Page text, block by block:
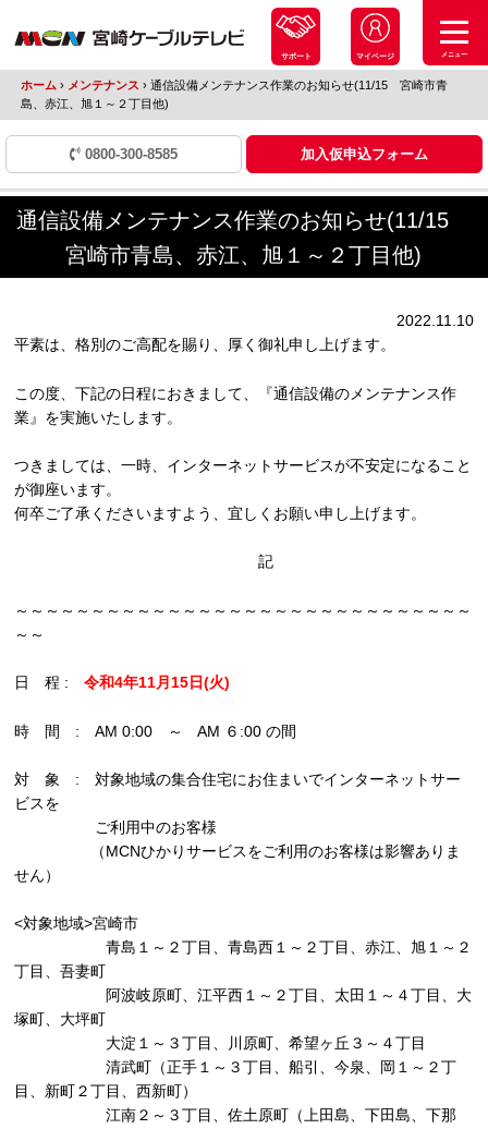
サポート マイページ メニュー
ホーム › メンテナンス ›通信設備メンテナンス作業のお知らせ(11/15 宮崎市青
島、赤江、旭１～２丁目他)
0800-300-8585 加入仮申込フォーム
通信設備メンテナンス作業のお知らせ(11/15
宮崎市青島、赤江、旭１～２丁目他)
2022.11.10
平素は、格別のご高配を賜り、厚く御礼申し上げます。
この度、下記の日程におきまして、『通信設備のメンテナンス作
業』を実施いたします。
つきましては、一時、インターネットサービスが不安定になること
が御座います。
何卒ご了承くださいますよう、宜しくお願い申し上げます。
記
～～～～～～～～～～～～～～～～～～～～～～～～～～～～～～
～～
日 程 :令和4年11月15日(火)
時 間 : AM 0:00 ～ AM ６:00 の間
対 象 : 対象地域の集合住宅にお住まいでインターネットサー
ビスを
ご利用中のお客様
（MCNひかりサービスをご利用のお客様は影響ありま
せん）
<対象地域>宮崎市
青島１～２丁目、青島西１～２丁目、赤江、旭１～２
丁目、吾妻町
阿波岐原町、江平西１～２丁目、太田１～４丁目、大
塚町、大坪町
大淀１～３丁目、川原町、希望ヶ丘３～４丁目
清武町（正手１～３丁目、船引、今泉、岡１～２丁
目、新町２丁目、西新町）
江南２～３丁目、佐土原町（上田島、下田島、下那